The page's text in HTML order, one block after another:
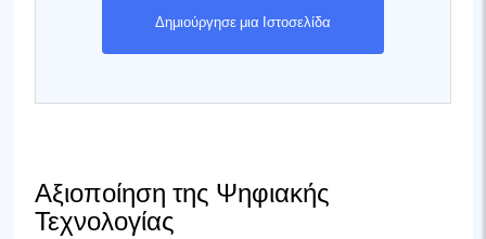
Δημιούργησε μια Ιστοσελίδα
Αξιοποίηση της Ψηφιακής
Τεχνολογίας